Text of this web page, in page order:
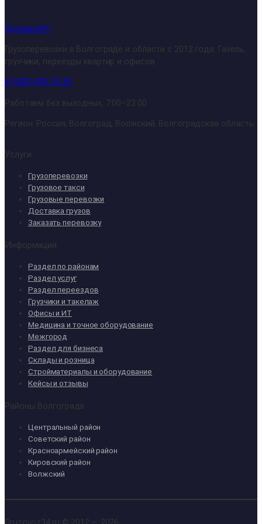
Грузовоз34
Грузоперевозки в Волгограде и области с 2012 года. Газель,
грузчики, переезды квартир и офисов.
8 (903) 478-19-39
Работаем без выходных, 7:00–23:00
Регион: Россия, Волгоград, Волжский, Волгоградская область
Услуги
Грузоперевозки
Грузовое такси
Грузовые перевозки
Доставка грузов
Заказать перевозку
Информация
Раздел по районам
Раздел услуг
Раздел переездов
Грузчики и такелаж
Офисы и ИТ
Медицина и точное оборудование
Межгород
Раздел для бизнеса
Склады и розница
Стройматериалы и оборудование
Кейсы и отзывы
Районы Волгограда
Центральный район
Советский район
Красноармейский район
Кировский район
Волжский